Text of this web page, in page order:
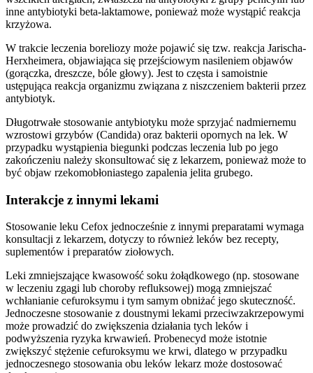
inne antybiotyki beta-laktamowe, ponieważ może wystąpić reakcja
krzyżowa.
W trakcie leczenia boreliozy może pojawić się tzw. reakcja Jarischa-
Herxheimera, objawiająca się przejściowym nasileniem objawów
(gorączka, dreszcze, bóle głowy). Jest to częsta i samoistnie
ustępująca reakcja organizmu związana z niszczeniem bakterii przez
antybiotyk.
Długotrwałe stosowanie antybiotyku może sprzyjać nadmiernemu
wzrostowi grzybów (Candida) oraz bakterii opornych na lek. W
przypadku wystąpienia biegunki podczas leczenia lub po jego
zakończeniu należy skonsultować się z lekarzem, ponieważ może to
być objaw rzekomobłoniastego zapalenia jelita grubego.
Interakcje z innymi lekami
Stosowanie leku Cefox jednocześnie z innymi preparatami wymaga
konsultacji z lekarzem, dotyczy to również leków bez recepty,
suplementów i preparatów ziołowych.
Leki zmniejszające kwasowość soku żołądkowego (np. stosowane
w leczeniu zgagi lub choroby refluksowej) mogą zmniejszać
wchłanianie cefuroksymu i tym samym obniżać jego skuteczność.
Jednoczesne stosowanie z doustnymi lekami przeciwzakrzepowymi
może prowadzić do zwiększenia działania tych leków i
podwyższenia ryzyka krwawień. Probenecyd może istotnie
zwiększyć stężenie cefuroksymu we krwi, dlatego w przypadku
jednoczesnego stosowania obu leków lekarz może dostosować